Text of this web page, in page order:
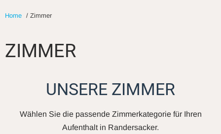
Home / Zimmer
ZIMMER
UNSERE ZIMMER
Wählen Sie die passende Zimmerkategorie für Ihren
Aufenthalt in Randersacker.